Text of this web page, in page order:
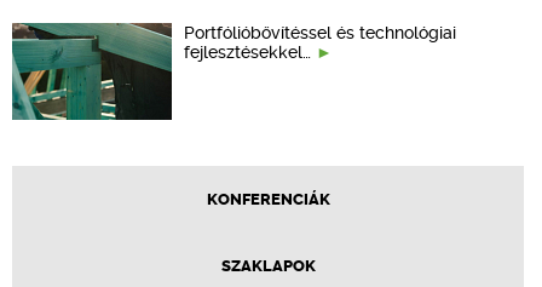
Portfólióbővítéssel és technológiai
fejlesztésekkel…
KONFERENCIÁK
SZAKLAPOK